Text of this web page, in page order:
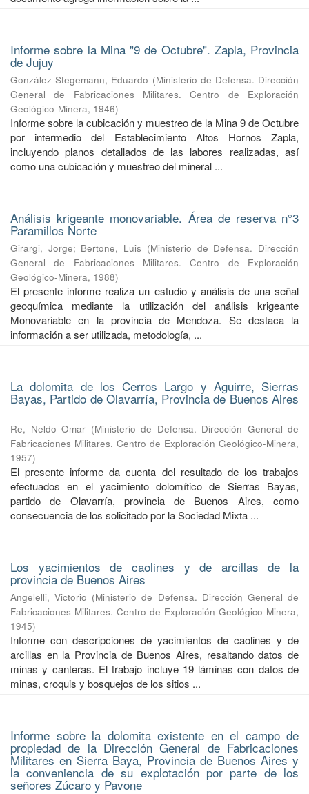
Informe sobre la Mina "9 de Octubre". Zapla, Provincia
de Jujuy
González Stegemann, Eduardo (Ministerio de Defensa. Dirección
General de Fabricaciones Militares. Centro de Exploración
Geológico-Minera, 1946)
Informe sobre la cubicación y muestreo de la Mina 9 de Octubre
por intermedio del Establecimiento Altos Hornos Zapla,
incluyendo planos detallados de las labores realizadas, así
como una cubicación y muestreo del mineral ...
Análisis krigeante monovariable. Área de reserva n°3
Paramillos Norte
Girargi, Jorge; Bertone, Luis (Ministerio de Defensa. Dirección
General de Fabricaciones Militares. Centro de Exploración
Geológico-Minera, 1988)
El presente informe realiza un estudio y análisis de una señal
geoquímica mediante la utilización del análisis krigeante
Monovariable en la provincia de Mendoza. Se destaca la
información a ser utilizada, metodología, ...
La dolomita de los Cerros Largo y Aguirre, Sierras
Bayas, Partido de Olavarría, Provincia de Buenos Aires
Re, Neldo Omar (Ministerio de Defensa. Dirección General de
Fabricaciones Militares. Centro de Exploración Geológico-Minera,
1957)
El presente informe da cuenta del resultado de los trabajos
efectuados en el yacimiento dolomítico de Sierras Bayas,
partido de Olavarría, provincia de Buenos Aires, como
consecuencia de los solicitado por la Sociedad Mixta ...
Los yacimientos de caolines y de arcillas de la
provincia de Buenos Aires
Angelelli, Victorio (Ministerio de Defensa. Dirección General de
Fabricaciones Militares. Centro de Exploración Geológico-Minera,
1945)
Informe con descripciones de yacimientos de caolines y de
arcillas en la Provincia de Buenos Aires, resaltando datos de
minas y canteras. El trabajo incluye 19 láminas con datos de
minas, croquis y bosquejos de los sitios ...
Informe sobre la dolomita existente en el campo de
propiedad de la Dirección General de Fabricaciones
Militares en Sierra Baya, Provincia de Buenos Aires y
la conveniencia de su explotación por parte de los
señores Zúcaro y Pavone